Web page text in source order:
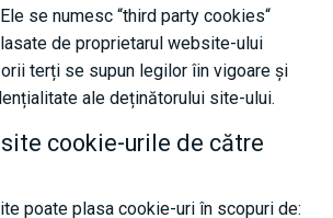
se numesc “third party cookies“
de proprietarul website-ului
terți se supun legilor îin vigoare și
ale deținătorului site-ului.
cookie-urile de către
poate plasa cookie-uri în scopuri de: